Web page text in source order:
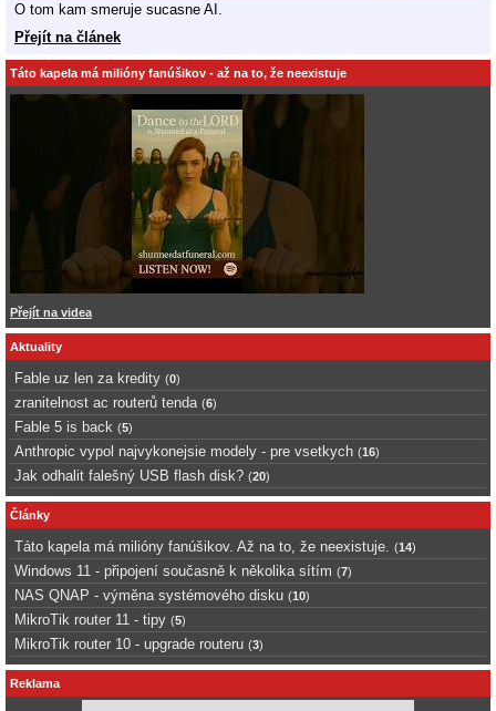
O tom kam smeruje sucasne AI.
Přejít na článek
Táto kapela má milióny fanúšikov - až na to, že neexistuje
Přejít na videa
Aktuality
Fable uz len za kredity (0)
zranitelnost ac routerů tenda (6)
Fable 5 is back (5)
Anthropic vypol najvykonejsie modely - pre vsetkych (16)
Jak odhalit falešný USB flash disk? (20)
Články
Táto kapela má milióny fanúšikov. Až na to, že neexistuje. (14)
Windows 11 - připojení současně k několika sítím (7)
NAS QNAP - výměna systémového disku (10)
MikroTik router 11 - tipy (5)
MikroTik router 10 - upgrade routeru (3)
Reklama